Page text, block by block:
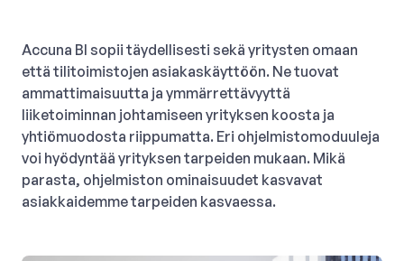
Accuna BI sopii täydellisesti sekä yritysten omaan
että tilitoimistojen asiakaskäyttöön. Ne tuovat
ammattimaisuutta ja ymmärrettävyyttä
liiketoiminnan johtamiseen yrityksen koosta ja
yhtiömuodosta riippumatta. Eri ohjelmistomoduuleja
voi hyödyntää yrityksen tarpeiden mukaan. Mikä
parasta, ohjelmiston ominaisuudet kasvavat
asiakkaidemme tarpeiden kasvaessa.